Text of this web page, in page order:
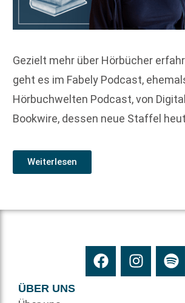
Gezielt mehr über Hörbücher
geht es im Fabely Podcast,
Hörbuchwelten Podcast, von
Bookwire, dessen neue Staffel
Weiterlesen
ÜBER UNS